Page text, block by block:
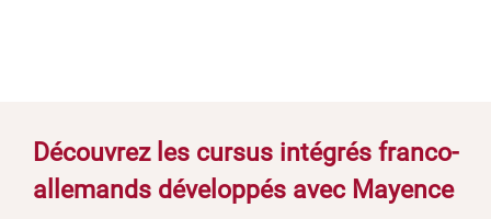
Découvrez les cursus intégrés franco-
allemands développés avec Mayence